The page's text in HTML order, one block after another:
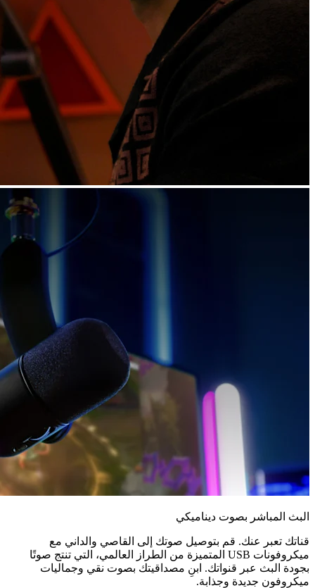
البث المباشر بصوت ديناميكي
قناتك تعبر عنك. قم بتوصيل صوتك إلى القاصي والداني مع
ميكروفونات USB المتميزة من الطراز العالمي، التي تنتج صوتًا
بجودة البث عبر قنواتك. ابنِ مصداقيتك بصوت نقي وجماليات
ميكروفون جديدة وجذابة.